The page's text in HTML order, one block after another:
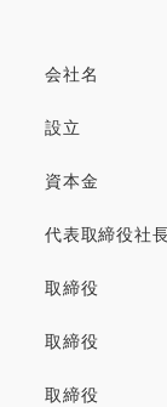
会社名
設立
資本金
代表取締役社
取締役
取締役
取締役